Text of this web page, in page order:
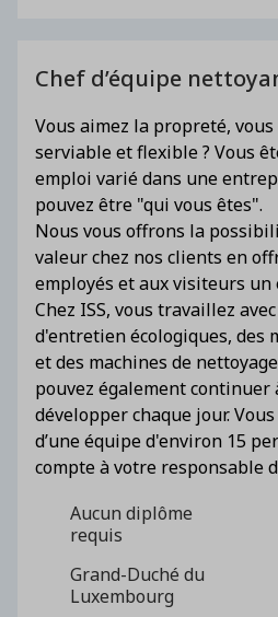
Chef d’équipe
Vous aimez la propreté,
serviable et flexible ? Vous
emploi varié dans une
pouvez être "qui vous êtes".
Nous vous offrons la
valeur chez nos clients en
employés et aux visiteurs un
Chez ISS, vous travaillez
d'entretien écologiques, des
et des machines de
pouvez également continuer
développer chaque jour.
d’une équipe d'environ 15
compte à votre responsable
Aucun diplôme
requis
Grand-Duché du
Luxembourg